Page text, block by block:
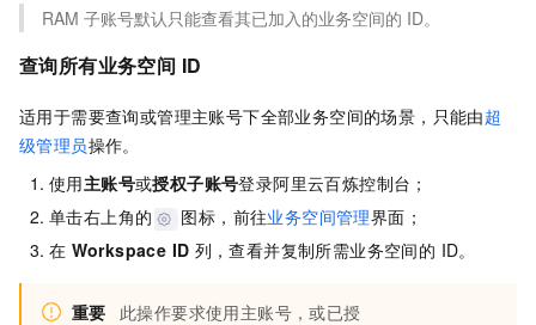
RAM 子账号默认只能查看其已加入的业务空间的 ID。
查询所有业务空间 ID
适用于需要查询或管理主账号下全部业务空间的场景，只能由超
级管理员操作。
使用主账号或授权子账号登录阿里云百炼控制台；
单击右上角的
图标，前往业务空间管理界面；
在 Workspace ID 列，查看并复制所需业务空间的 ID。
重要
此操作要求使用主账号，或已授